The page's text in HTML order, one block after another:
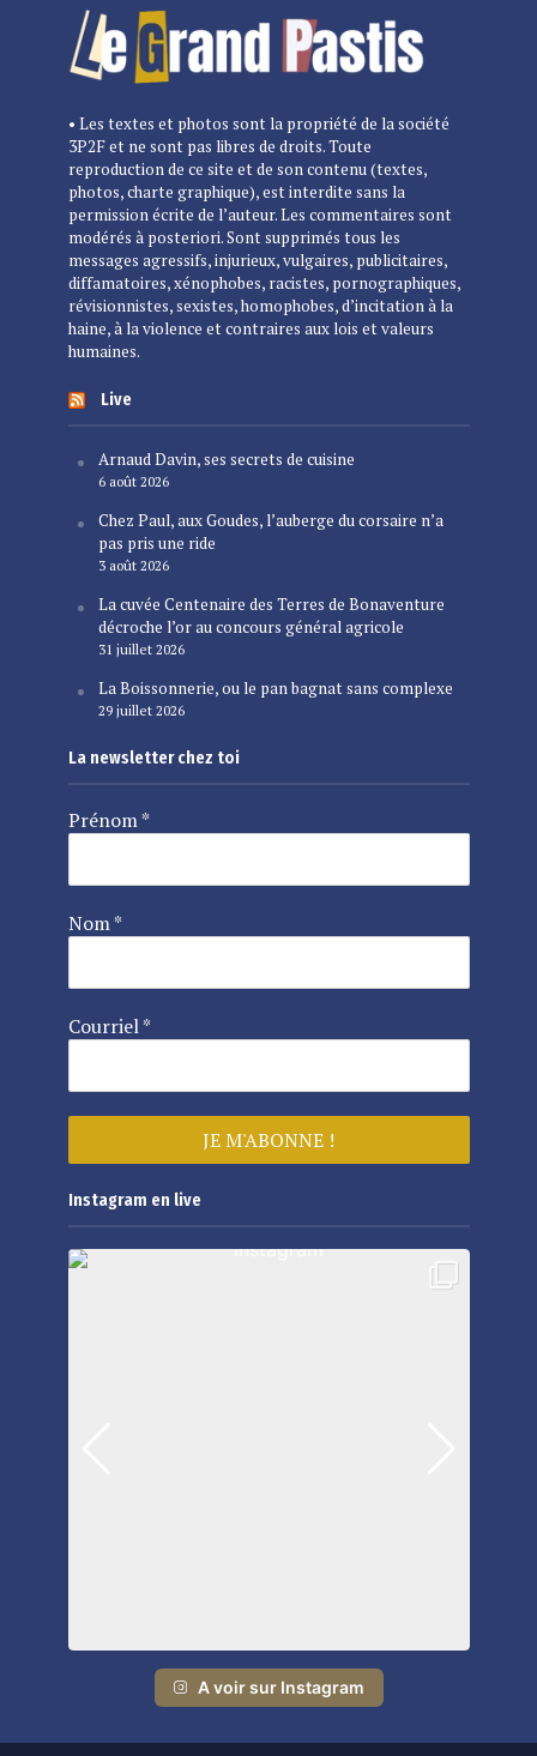
• Les textes et photos sont la propriété de la société
3P2F et ne sont pas libres de droits. Toute
reproduction de ce site et de son contenu (textes,
photos, charte graphique), est interdite sans la
permission écrite de l’auteur. Les commentaires sont
modérés à posteriori. Sont supprimés tous les
messages agressifs, injurieux, vulgaires, publicitaires,
diffamatoires, xénophobes, racistes, pornographiques,
révisionnistes, sexistes, homophobes, d’incitation à la
haine, à la violence et contraires aux lois et valeurs
humaines.
Live
Arnaud Davin, ses secrets de cuisine
6 août 2026
Chez Paul, aux Goudes, l’auberge du corsaire n’a
pas pris une ride
3 août 2026
La cuvée Centenaire des Terres de Bonaventure
décroche l’or au concours général agricole
31 juillet 2026
La Boissonnerie, ou le pan bagnat sans complexe
29 juillet 2026
La newsletter chez toi
Prénom*
Nom*
Courriel*
Instagram en live
A voir sur Instagram